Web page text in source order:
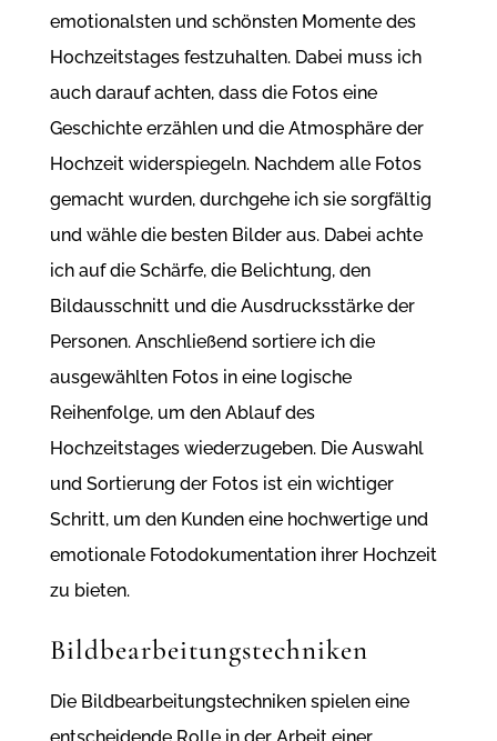
emotionalsten und schönsten Momente des
Hochzeitstages festzuhalten. Dabei muss ich
auch darauf achten, dass die Fotos eine
Geschichte erzählen und die Atmosphäre der
Hochzeit widerspiegeln. Nachdem alle Fotos
gemacht wurden, durchgehe ich sie sorgfältig
und wähle die besten Bilder aus. Dabei achte
ich auf die Schärfe, die Belichtung, den
Bildausschnitt und die Ausdrucksstärke der
Personen. Anschließend sortiere ich die
ausgewählten Fotos in eine logische
Reihenfolge, um den Ablauf des
Hochzeitstages wiederzugeben. Die Auswahl
und Sortierung der Fotos ist ein wichtiger
Schritt, um den Kunden eine hochwertige und
emotionale Fotodokumentation ihrer Hochzeit
zu bieten.
Bildbearbeitungstechniken
Die Bildbearbeitungstechniken spielen eine